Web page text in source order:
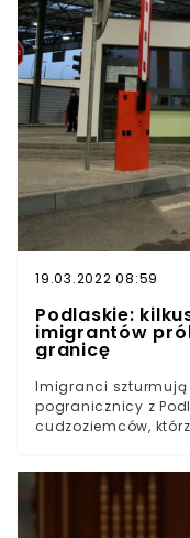
kilkudziesięciu
którzy chcą
Polsce.Z początku
Graniczna. Wkrótce
wysłało na miejsce
pilnują terenu w
ustawiono też długi
kolczasty.W
ustawały w
przepuszczenie
bezpieczeństwu
19.03.2022 08:59
Podlaskie:
imigrantów
granicę
Imigranci szturmują
pogranicznicy z
cudzoziemców,